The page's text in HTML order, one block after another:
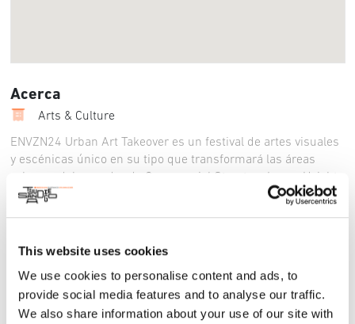
This website uses cookies
We use cookies to personalise content and ads, to
provide social media features and to analyse our traffic.
We also share information about your use of our site with
Acerca
Arts & Culture
ENVZN24 Urban Art Takeover es un festival de artes visuales
y escénicas único en su tipo que transformará las áreas
urbanas del corredor de Commercial Street en Logan Heights
con intervenciones artísticas multisensoriales realizadas por
creatividad y cultura. Sumérgete en espectáculos de danza
títeres a gran escala y un impresionante desfile de moda en
la Semana de la Moda de San Diego. Pasea por instalaciones
de arte intensificadas con paisajes sonoros comisariados,